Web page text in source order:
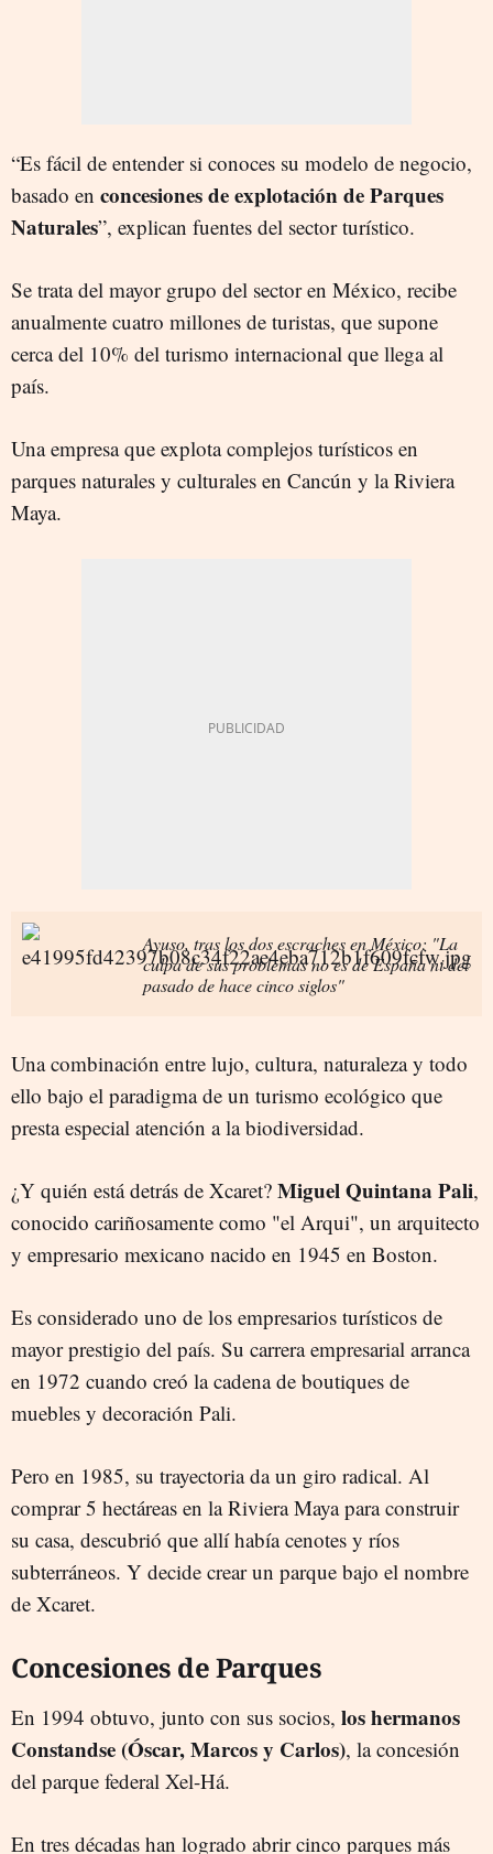
“Es fácil de entender si conoces su modelo de negocio,
basado en concesiones de explotación de Parques
Naturales”, explican fuentes del sector turístico.
Se trata del mayor grupo del sector en México, recibe
anualmente cuatro millones de turistas, que supone
cerca del 10% del turismo internacional que llega al
país.
Una empresa que explota complejos turísticos en
parques naturales y culturales en Cancún y la Riviera
Maya.
Ayuso, tras los dos escraches en México: "La
culpa de sus problemas no es de España ni del
pasado de hace cinco siglos"
Una combinación entre lujo, cultura, naturaleza y todo
ello bajo el paradigma de un turismo ecológico que
presta especial atención a la biodiversidad.
¿Y quién está detrás de Xcaret? Miguel Quintana Pali,
conocido cariñosamente como "el Arqui", un arquitecto
y empresario mexicano nacido en 1945 en Boston.
Es considerado uno de los empresarios turísticos de
mayor prestigio del país. Su carrera empresarial arranca
en 1972 cuando creó la cadena de boutiques de
muebles y decoración Pali.
Pero en 1985, su trayectoria da un giro radical. Al
comprar 5 hectáreas en la Riviera Maya para construir
su casa, descubrió que allí había cenotes y ríos
subterráneos. Y decide crear un parque bajo el nombre
de Xcaret.
Concesiones de Parques
En 1994 obtuvo, junto con sus socios, los hermanos
Constandse (Óscar, Marcos y Carlos), la concesión
del parque federal Xel-Há.
En tres décadas han logrado abrir cinco parques más